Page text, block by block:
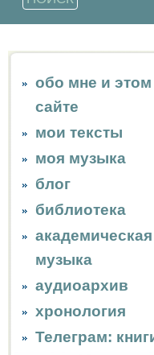
обо мне и этом
сайте
мои тексты
моя музыка
блог
библиотека
академическая
музыка
аудиоархив
хронология
Телеграм: